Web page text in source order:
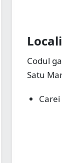
Codul
Satu
Carei